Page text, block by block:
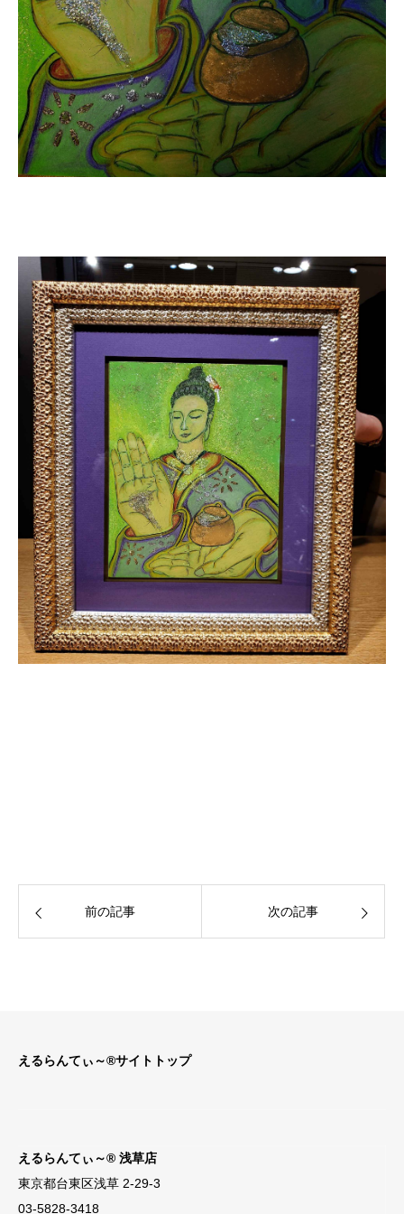
前の記事 次の記事
えるらんてぃ～®サイトトップ
えるらんてぃ～® 浅草店
東京都台東区浅草 2-29-3
03-5828-3418